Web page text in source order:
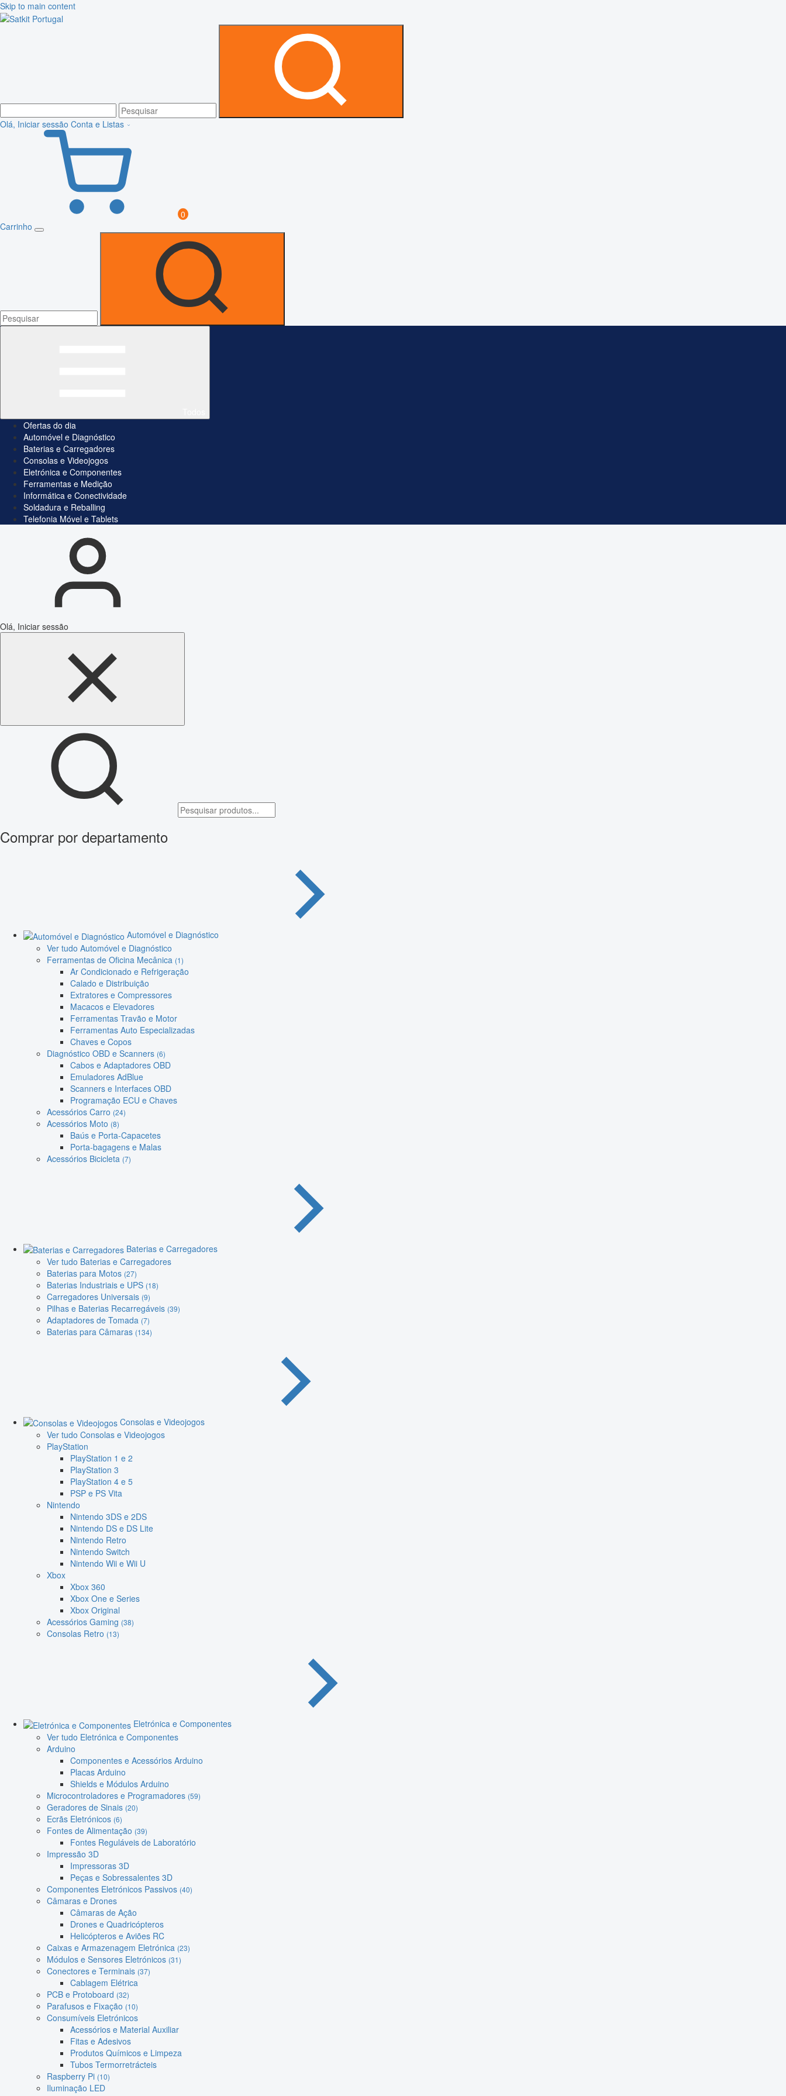
Skip to main content
Olá, Iniciar sessão Conta e Listas
0
Carrinho
Ofertas do dia
Automóvel e Diagnóstico
Baterias e Carregadores
Consolas e Videojogos
Eletrónica e Componentes
Ferramentas e Medição
Informática e Conectividade
Soldadura e Reballing
Telefonia Móvel e Tablets
Olá, Iniciar sessão
Comprar por departamento
Automóvel e Diagnóstico
Ver tudo Automóvel e Diagnóstico
Ferramentas de Oficina Mecânica (1)
Ar Condicionado e Refrigeração
Calado e Distribuição
Extratores e Compressores
Macacos e Elevadores
Ferramentas Travão e Motor
Ferramentas Auto Especializadas
Chaves e Copos
Diagnóstico OBD e Scanners (6)
Cabos e Adaptadores OBD
Emuladores AdBlue
Scanners e Interfaces OBD
Programação ECU e Chaves
Acessórios Carro (24)
Acessórios Moto (8)
Baús e Porta-Capacetes
Porta-bagagens e Malas
Acessórios Bicicleta (7)
Baterias e Carregadores
Ver tudo Baterias e Carregadores
Baterias para Motos (27)
Baterias Industriais e UPS (18)
Carregadores Universais (9)
Pilhas e Baterias Recarregáveis (39)
Adaptadores de Tomada (7)
Baterias para Câmaras (134)
Consolas e Videojogos
Ver tudo Consolas e Videojogos
PlayStation
PlayStation 1 e 2
PlayStation 3
PlayStation 4 e 5
PSP e PS Vita
Nintendo
Nintendo 3DS e 2DS
Nintendo DS e DS Lite
Nintendo Retro
Nintendo Switch
Nintendo Wii e Wii U
Xbox
Xbox 360
Xbox One e Series
Xbox Original
Acessórios Gaming (38)
Consolas Retro (13)
Eletrónica e Componentes
Ver tudo Eletrónica e Componentes
Arduino
Componentes e Acessórios Arduino
Placas Arduino
Shields e Módulos Arduino
Microcontroladores e Programadores (59)
Geradores de Sinais (20)
Ecrãs Eletrónicos (6)
Fontes de Alimentação (39)
Fontes Reguláveis de Laboratório
Impressão 3D
Impressoras 3D
Peças e Sobressalentes 3D
Componentes Eletrónicos Passivos (40)
Câmaras e Drones
Câmaras de Ação
Drones e Quadricópteros
Helicópteros e Aviões RC
Caixas e Armazenagem Eletrónica (23)
Módulos e Sensores Eletrónicos (31)
Conectores e Terminais (37)
Cablagem Elétrica
PCB e Protoboard (32)
Parafusos e Fixação (10)
Consumíveis Eletrónicos
Acessórios e Material Auxiliar
Fitas e Adesivos
Produtos Químicos e Limpeza
Tubos Termorretrácteis
Raspberry Pi (10)
Iluminação LED